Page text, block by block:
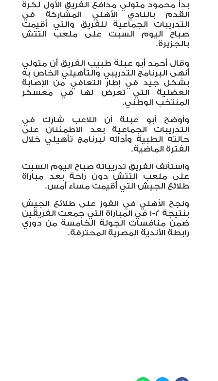
بدأ محمود متولي مدافع الفريق الأول لكرة
القدم بالنادي الأهلي المشاركة في
التدريبات الجماعية للفريق والتي أقيمت
صباح اليوم السبت على ملعب التتش
بالجزيرة.
وقال أحمد أبو عبلة طبيب الفريق أن متولي
أنهى البرنامج التدريبي والتأهيلي الخاص به
بشكل جيد في إطار التعافي من الإصابة
العضلية التي تعرض لها في معسكر
المنتخب الوطني.
وأوضح أبو عبلة أن اللاعب شارك في
التدريبات الجماعية بعد الاطمئنان على
حالته الطبية وأدائه لبرنامج تأهيلي خلال
الفترة الماضية.
واستأنف الفريق تدريباته صباح اليوم السبت
على ملعب التتش دون راحة بعد مباراة
طلائع الجيش التي أقيمت مساء أمس.
ونجح الأهلي في الفوز على طلائع الجيش
بنتيجة ٢-١ في المباراة التي جمعت الفريقين
ضمن منافسات الجولة الخامسة من دوري
رابطة الأندية المصرية المحترفة.